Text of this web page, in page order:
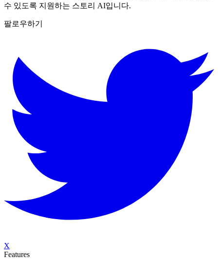
수 있도록 지원하는 스토리 AI입니다.
팔로우하기
X
Features